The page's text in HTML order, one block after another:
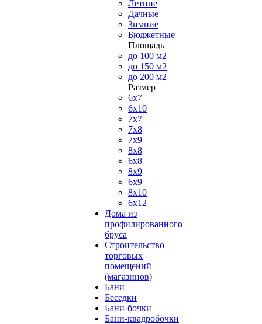
Летние
Дачные
Зимние
Бюджетные
Площадь
до 100 м2
до 150 м2
до 200 м2
Размер
6х7
6х10
7х7
7х8
7х9
8х8
6х8
8х9
6х9
8х10
6х12
Дома из
профилированного
бруса
Строительство
торговых
помещений
(магазинов)
Бани
Беседки
Бани-бочки
Бани-квадробочки